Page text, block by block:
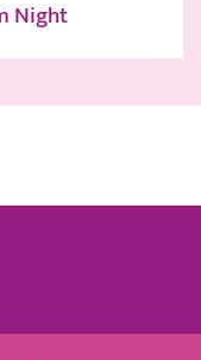
Night